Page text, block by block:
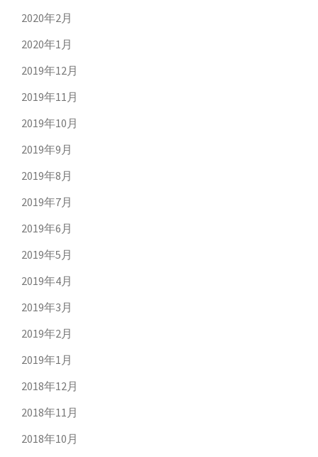
2020年2月
2020年1月
2019年12月
2019年11月
2019年10月
2019年9月
2019年8月
2019年7月
2019年6月
2019年5月
2019年4月
2019年3月
2019年2月
2019年1月
2018年12月
2018年11月
2018年10月